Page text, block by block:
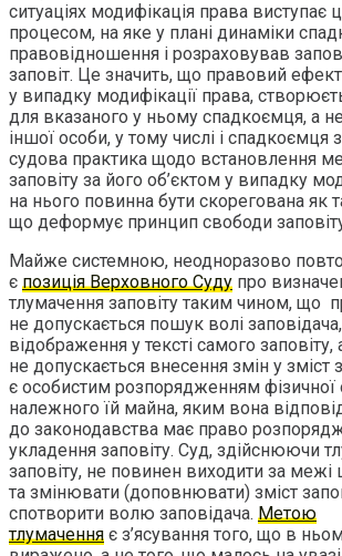
ситуаціях модифікація права виступає
процесом, на яке у плані динаміки
правовідношення і розраховував
заповіт. Це значить, що правовий ефект
у випадку модифікації права,
для вказаного у ньому спадкоємця, а
іншої особи, у тому числі і спадкоємця
судова практика щодо встановлення
заповіту за його об’єктом у випадку
на нього повинна бути скорегована як
що деформує принцип свободи
Майже системною, неодноразово
є позиція Верховного Суду про
тлумачення заповіту таким чином, що
не допускається пошук волі
відображення у тексті самого заповіту,
не допускається внесення змін у зміст
є особистим розпорядженням
належного їй майна, яким вона
до законодавства має право
укладення заповіту. Cуд, здійснюючи
заповіту, не повинен виходити за межі
та змінювати (доповнювати) зміст
спотворити волю заповідача. Метою
тлумачення є з’ясування того, що в